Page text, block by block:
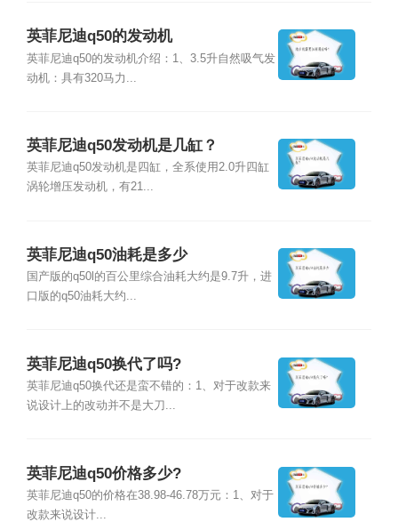
英菲尼迪q50的发动机
英菲尼迪q50的发动机介绍：1、3.5升自然吸气发
动机：具有320马力...
英菲尼迪q50发动机是几缸？
英菲尼迪q50发动机是四缸，全系使用2.0升四缸
涡轮增压发动机，有21...
英菲尼迪q50油耗是多少
国产版的q50l的百公里综合油耗大约是9.7升，进
口版的q50油耗大约...
英菲尼迪q50换代了吗?
英菲尼迪q50换代还是蛮不错的：1、对于改款来
说设计上的改动并不是大刀...
英菲尼迪q50价格多少?
英菲尼迪q50的价格在38.98-46.78万元：1、对于
改款来说设计...